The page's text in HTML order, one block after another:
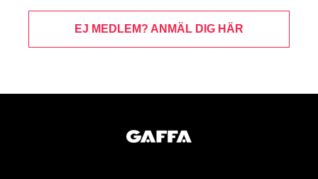
EJ MEDLEM? ANMÄL DIG HÄR